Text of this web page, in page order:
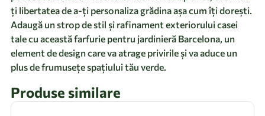
ți libertatea de a-ți personaliza grădina așa cum îți dorești.
Adaugă un strop de stil și rafinament exteriorului casei
tale cu această farfurie pentru jardinieră Barcelona, un
element de design care va atrage privirile și va aduce un
plus de frumusețe spațiului tău verde.
Produse similare